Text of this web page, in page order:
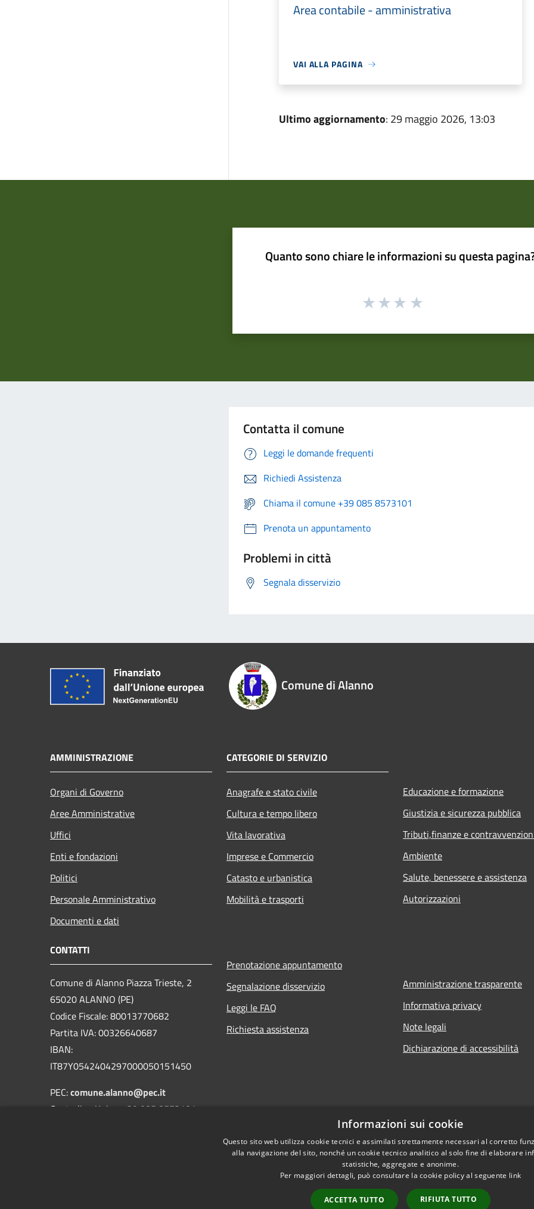
Area contabile - amministrativa
VAI ALLA PAGINA
Ultimo aggiornamento: 29 maggio 2026, 13:03
Quanto sono chiare le informazioni su questa
Contatta il comune
Leggi le domande frequenti
Richiedi Assistenza
Chiama il comune +39 085 8573101
Prenota un appuntamento
Problemi in città
Segnala disservizio
Comune di Alanno
AMMINISTRAZIONE
Organi di Governo
Aree Amministrative
Uffici
Enti e fondazioni
Politici
Personale Amministrativo
Documenti e dati
CATEGORIE DI SERVIZIO
Anagrafe e stato civile
Cultura e tempo libero
Vita lavorativa
Imprese e Commercio
Catasto e urbanistica
Mobilità e trasporti
Educazione e formazione
Giustizia e sicurezza pubblica
Tributi,finanze e
Ambiente
Salute, benessere e assistenza
Autorizzazioni
CONTATTI
Comune di Alanno Piazza Trieste, 2
65020 ALANNO (PE)
Codice Fiscale: 80013770682
Partita IVA: 00326640687
IBAN:
IT87Y0542404297000050151450
PEC:comune.alanno@pec.it
Centralino Unico: +39 085 8573101
Prenotazione appuntamento
Segnalazione disservizio
Leggi le FAQ
Richiesta assistenza
Amministrazione trasparente
Informativa privacy
Note legali
Dichiarazione di accessibilità
Informazioni sui cookie
Questo sito web utilizza cookie tecnici e assimilati strettamente necessari al corretto
alla navigazione del sito, nonché un cookie tecnico analitico al solo fine di elaborare
statistiche, aggregate e anonime.
Per maggiori dettagli, può consultare la cookie policy al seguente link
ACCETTA TUTTO RIFIUTA TUTTO